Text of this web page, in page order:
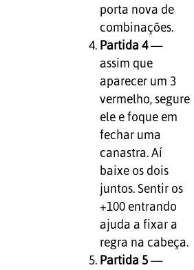
porta nova de
combinações.
Partida 4—
assim que
aparecer um 3
vermelho, segure
ele e foque em
fechar uma
canastra. Aí
baixe os dois
juntos. Sentir os
+100 entrando
ajuda a fixar a
regra na cabeça.
Partida 5—